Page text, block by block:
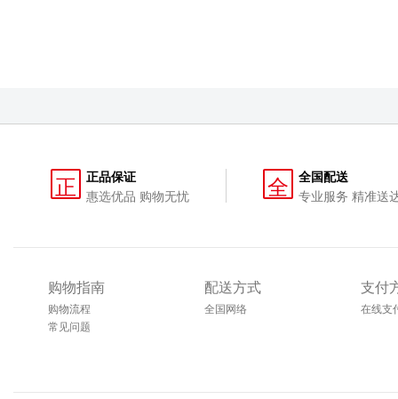
正 正品保证
惠选优品 购物无忧
全 全国配送
专业服务 精准送
购物指南
购物流程
常见问题
配送方式
全国网络
支付
在线支